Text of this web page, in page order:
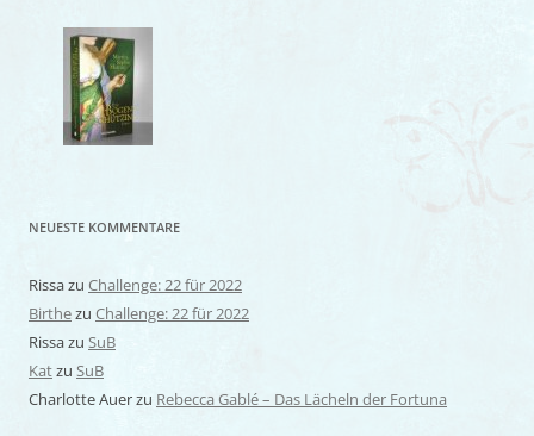
NEUESTE KOMMENTARE
Rissazu Challenge: 22 für 2022
Birthezu Challenge: 22 für 2022
Rissazu SuB
Katzu SuB
Charlotte Auerzu Rebecca Gablé – Das Lächeln der Fortuna